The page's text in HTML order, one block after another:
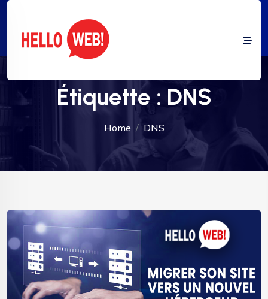
Étiquette : DNS
Home DNS